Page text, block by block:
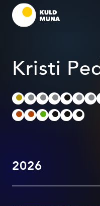
Kristi
2026